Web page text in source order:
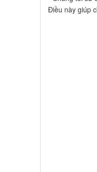
Điều này giúp